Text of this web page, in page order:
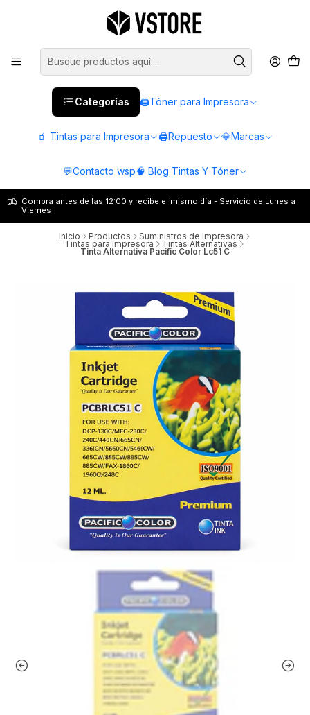
Categorías 🖨️Tóner para Impresora
🧃 Tintas para Impresora 🖨️Repuesto 💎Marcas
💬Contacto wsp🧠 Blog Tintas Y Tóner
Compra antes de las 12:00 y recibe el mismo día - Servicio de Lunes a
Viernes
Inicio Productos Suministros de Impresora
Tintas para Impresora Tintas Alternativas
Tinta Alternativa Pacific Color Lc51 C